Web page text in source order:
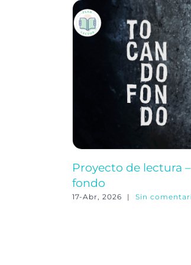
Proyecto de lectura
fondo
17-Abr, 2026 | Sin